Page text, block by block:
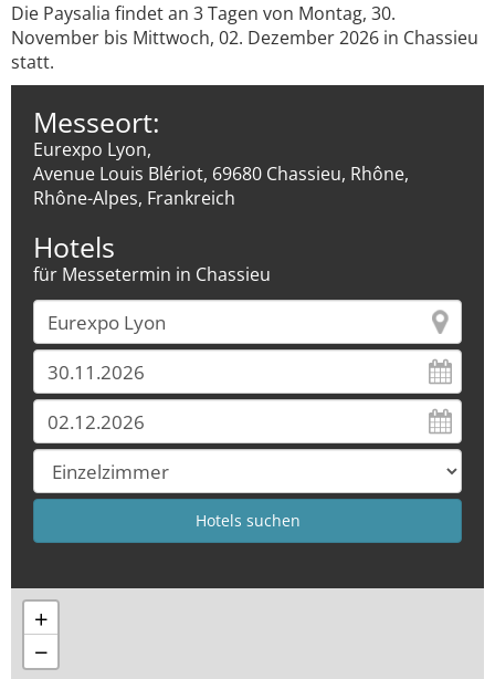
Die Paysalia findet an 3 Tagen von Montag, 30.
November bis Mittwoch, 02. Dezember 2026 in Chassieu
statt.
Messeort:
Eurexpo Lyon,
Avenue Louis Blériot, 69680 Chassieu, Rhône,
Rhône-Alpes, Frankreich
Hotels
für Messetermin in Chassieu
+
−